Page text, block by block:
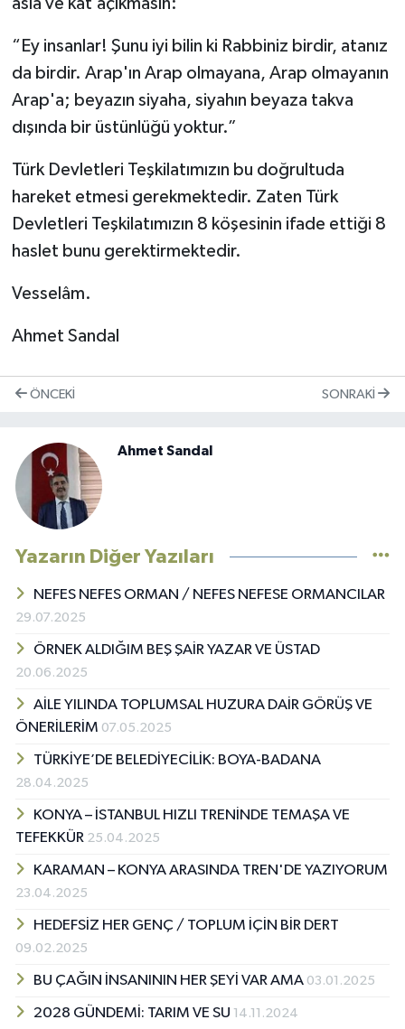
“Ey insanlar! Şunu iyi bilin ki Rabbiniz birdir, atanız
da birdir. Arap'ın Arap olmayana, Arap olmayanın
Arap'a; beyazın siyaha, siyahın beyaza takva
dışında bir üstünlüğü yoktur.”
Türk Devletleri Teşkilatımızın bu doğrultuda
hareket etmesi gerekmektedir. Zaten Türk
Devletleri Teşkilatımızın 8 köşesinin ifade ettiği 8
haslet bunu gerektirmektedir.
Vesselâm.
Ahmet Sandal
ÖNCEKI SONRAKI
Ahmet Sandal
Yazarın Diğer Yazıları
NEFES NEFES ORMAN / NEFES NEFESE ORMANCILAR
29.07.2025
ÖRNEK ALDIĞIM BEŞ ŞAİR YAZAR VE ÜSTAD
20.06.2025
AİLE YILINDA TOPLUMSAL HUZURA DAİR GÖRÜŞ VE
ÖNERİLERİM 07.05.2025
TÜRKİYE’DE BELEDİYECİLİK: BOYA-BADANA
28.04.2025
KONYA – İSTANBUL HIZLI TRENİNDE TEMAŞA VE
TEFEKKÜR 25.04.2025
KARAMAN – KONYA ARASINDA TREN'DE YAZIYORUM
23.04.2025
HEDEFSİZ HER GENÇ / TOPLUM İÇİN BİR DERT
09.02.2025
BU ÇAĞIN İNSANININ HER ŞEYİ VAR AMA 03.01.2025
2028 GÜNDEMİ: TARIM VE SU 14.11.2024